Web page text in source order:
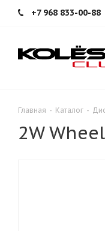
+7 968 833-00-88
Главная - Каталог -
2W